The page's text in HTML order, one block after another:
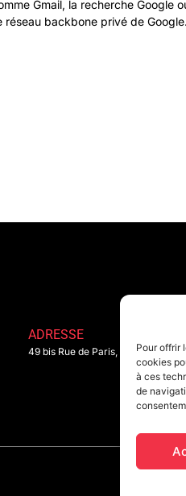
Pour offrir
cookies
à ces
de
Gmail, la recherche Google
réseau backbone privé de Google.
ADRESSE
49 bis Rue de Paris, 92110 Clichy